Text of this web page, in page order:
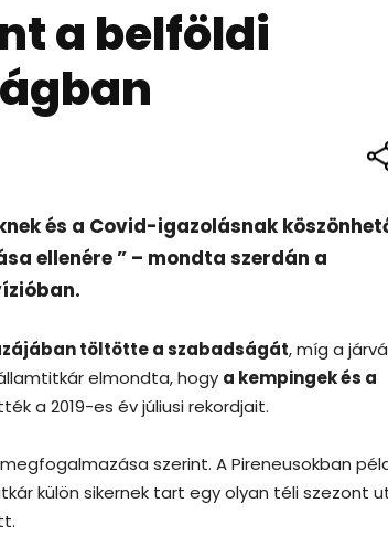
a belföldi
és a Covid-igazolásnak
ellenére ” – mondta szerdán a
töltötte a szabadságát, míg a
elmondta, hogy a kempingek és a
a 2019-es év júliusi rekordjait.
szerint. A Pireneusokban
külön sikernek tart egy olyan téli szezont